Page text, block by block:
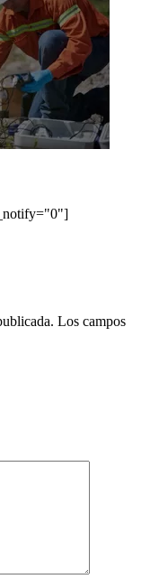
Los campos